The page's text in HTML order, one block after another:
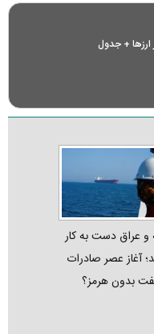
ارز‌ها + جدول
و عراق دست به کار
آغاز عصر صادرات
بدون هرمز؟